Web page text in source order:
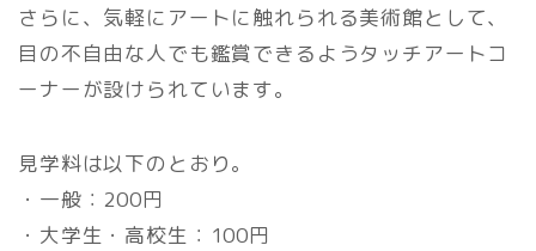
さらに、気軽にアートに触れられる美術館として、
目の不自由な人でも鑑賞できるようタッチアートコ
ーナーが設けられています。
見学料は以下のとおり。
・一般：200円
・大学生・高校生：100円